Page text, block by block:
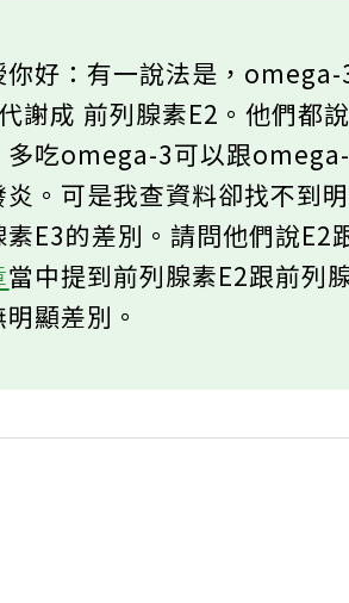
你好：有一說法是，
謝成 前列腺素E2。他們都
多吃omega-3可以跟
炎。可是我查資料卻找不到
素E3的差別。請問他們說
當中提到前列腺素E2跟前列
顯差別。